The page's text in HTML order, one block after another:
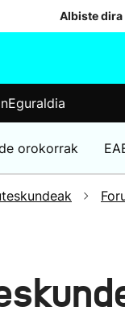
Albiste dira
Eguraldia
orokorrak